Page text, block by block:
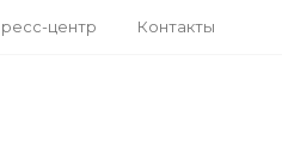
центр Контакты